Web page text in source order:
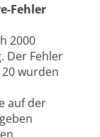
Fehler
2000
Der Fehler
wurden
auf der